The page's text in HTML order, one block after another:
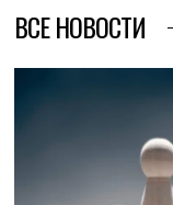
ВСЕ НОВОСТИ